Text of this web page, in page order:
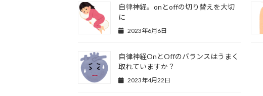
自律神経。onとoffの切り替えを大切
に
2023年6月6日
自律神経OnとOffのバランスはうまく
取れていますか？
2023年4月22日